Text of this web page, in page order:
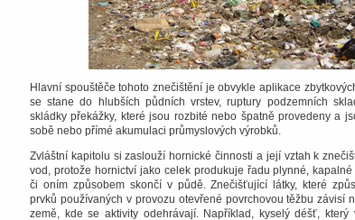
Hlavní spouštěče tohoto znečištění je obvykle aplikace
se stane do hlubších půdních vrstev, ruptury podzemních
skládky překážky, které jsou rozbité nebo špatně provedeny a
sobě nebo přímé akumulaci průmyslových výrobků.
Zvláštní kapitolu si zaslouží hornické činnosti a její vztah k
vod, protože hornictví jako celek produkuje řadu plynné,
či oním způsobem skončí v půdě. Znečišťující látky, které
prvků používaných v provozu otevřené povrchovou těžbu závisí
země, kde se aktivity odehrávají. Například, kyselý déšť, který